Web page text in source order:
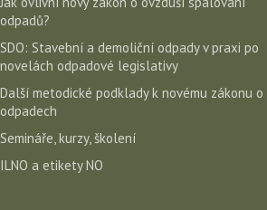
odpadů?
SDO: Stavební a demoliční odpady v praxi po
novelách odpadové legislativy
Další metodické podklady k novému zákonu o
odpadech
Semináře, kurzy, školení
ILNO a etikety NO